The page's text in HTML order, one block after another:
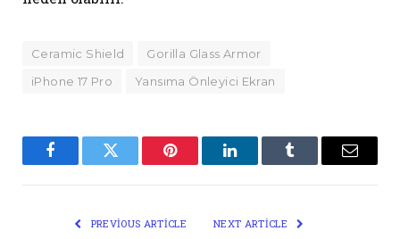
Ceramic Shield
Gorilla Glass Armor
iPhone 17 Pro
Yansıma Önleyici Ekran
FacebookTwitter Pinterest LinkedInTumblr Email
PREVIOUS ARTICLE NEXT ARTICLE